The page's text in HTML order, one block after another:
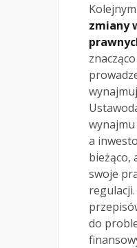
zmiany
a
bieżąco,
swoje
do